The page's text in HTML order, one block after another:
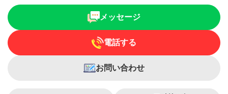
メッセージ
電話する
お問い合わせ